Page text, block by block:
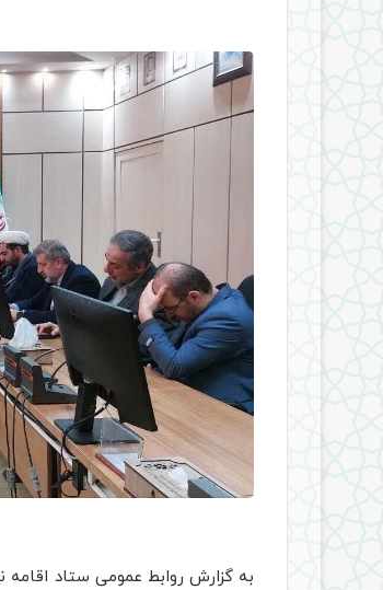
به گزارش روابط عمومی ستاد اقامه